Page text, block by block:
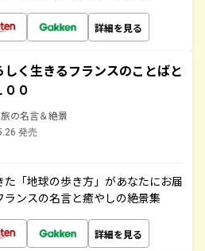
詳細を見る
しく生きるフランスのことばと
０
の名言＆絶景
発売
「地球の歩き方」があなたにお届
ンスの名言と癒やしの絶景集
詳細を見る